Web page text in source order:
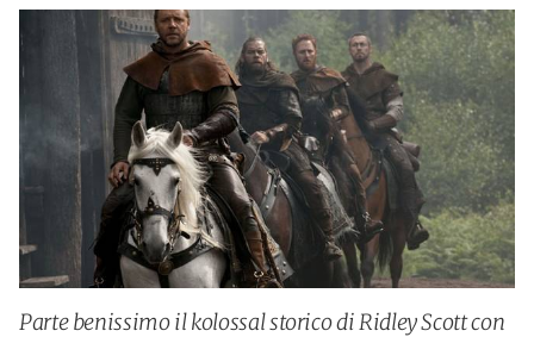
Parte benissimo il kolossal storico di Ridley Scott con